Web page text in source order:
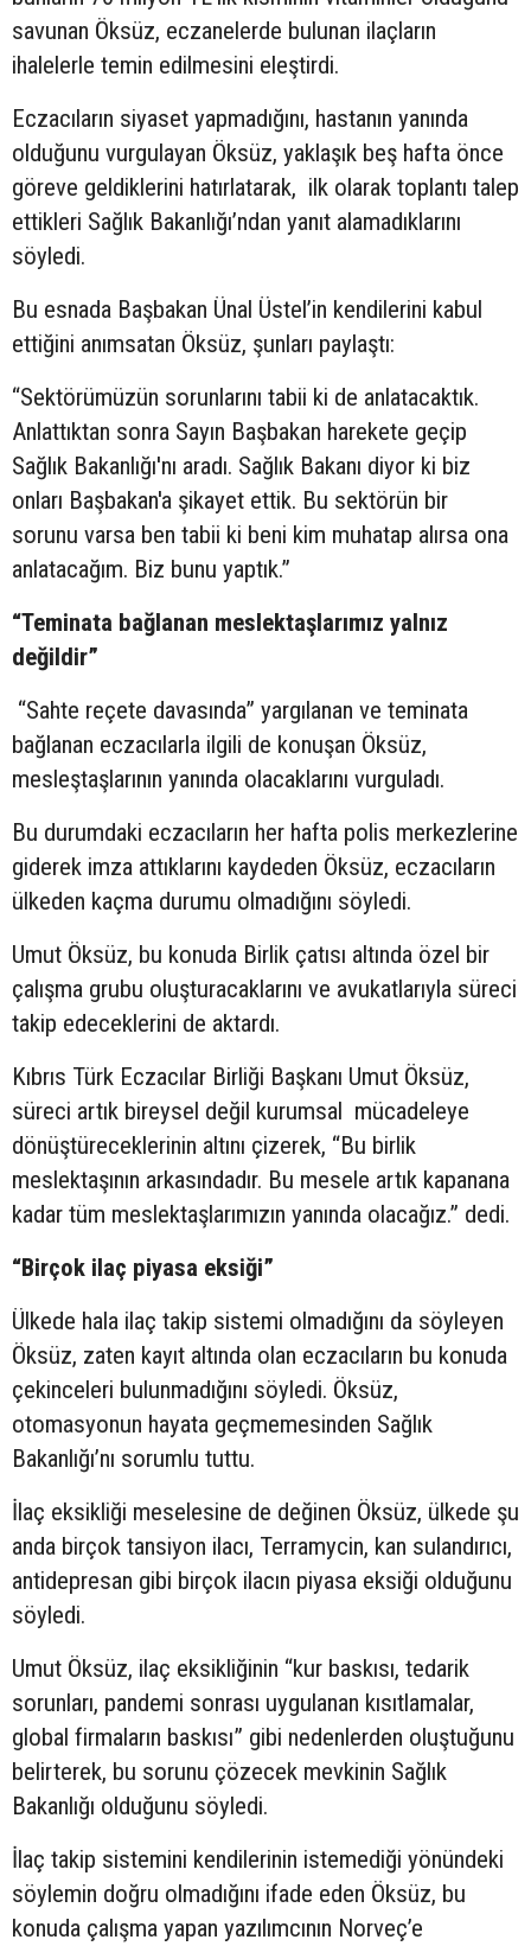
savunan Öksüz, eczanelerde bulunan ilaçların
ihalelerle temin edilmesini eleştirdi.
Eczacıların siyaset yapmadığını, hastanın yanında
olduğunu vurgulayan Öksüz, yaklaşık beş hafta önce
göreve geldiklerini hatırlatarak, ilk olarak toplantı talep
ettikleri Sağlık Bakanlığı’ndan yanıt alamadıklarını
söyledi.
Bu esnada Başbakan Ünal Üstel’in kendilerini kabul
ettiğini anımsatan Öksüz, şunları paylaştı:
“Sektörümüzün sorunlarını tabii ki de anlatacaktık.
Anlattıktan sonra Sayın Başbakan harekete geçip
Sağlık Bakanlığı'nı aradı. Sağlık Bakanı diyor ki biz
onları Başbakan'a şikayet ettik. Bu sektörün bir
sorunu varsa ben tabii ki beni kim muhatap alırsa ona
anlatacağım. Biz bunu yaptık.”
“Teminata bağlanan meslektaşlarımız yalnız
değildir”
“Sahte reçete davasında” yargılanan ve teminata
bağlanan eczacılarla ilgili de konuşan Öksüz,
mesleştaşlarının yanında olacaklarını vurguladı.
Bu durumdaki eczacıların her hafta polis merkezlerine
giderek imza attıklarını kaydeden Öksüz, eczacıların
ülkeden kaçma durumu olmadığını söyledi.
Umut Öksüz, bu konuda Birlik çatısı altında özel bir
çalışma grubu oluşturacaklarını ve avukatlarıyla süreci
takip edeceklerini de aktardı.
Kıbrıs Türk Eczacılar Birliği Başkanı Umut Öksüz,
süreci artık bireysel değil kurumsal mücadeleye
dönüştüreceklerinin altını çizerek, “Bu birlik
meslektaşının arkasındadır. Bu mesele artık kapanana
kadar tüm meslektaşlarımızın yanında olacağız.” dedi.
“Birçok ilaç piyasa eksiği”
Ülkede hala ilaç takip sistemi olmadığını da söyleyen
Öksüz, zaten kayıt altında olan eczacıların bu konuda
çekinceleri bulunmadığını söyledi. Öksüz,
otomasyonun hayata geçmemesinden Sağlık
Bakanlığı’nı sorumlu tuttu.
İlaç eksikliği meselesine de değinen Öksüz, ülkede şu
anda birçok tansiyon ilacı, Terramycin, kan sulandırıcı,
antidepresan gibi birçok ilacın piyasa eksiği olduğunu
söyledi.
Umut Öksüz, ilaç eksikliğinin “kur baskısı, tedarik
sorunları, pandemi sonrası uygulanan kısıtlamalar,
global firmaların baskısı” gibi nedenlerden oluştuğunu
belirterek, bu sorunu çözecek mevkinin Sağlık
Bakanlığı olduğunu söyledi.
İlaç takip sistemini kendilerinin istemediği yönündeki
söylemin doğru olmadığını ifade eden Öksüz, bu
konuda çalışma yapan yazılımcının Norveç’e